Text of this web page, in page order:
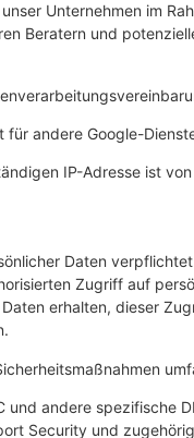
Unternehmen im
Beratern und
für andere Google-
IP-Adresse ist
Daten
Zugriff auf
erhalten, dieser
und andere spezifische
Security und